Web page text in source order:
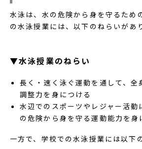
水泳は、水の危険から身を守るため
の水泳授業には、以下のねらいがあ
▼水泳授業のねらい
長く・速く泳ぐ運動を通して、全
調整力を身につける
水辺でのスポーツやレジャー活動
の危険から身を守る運動能力を身
一方で、学校での水泳授業には以下